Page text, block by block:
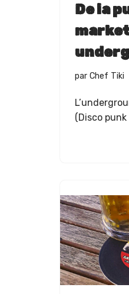
De la
par Chef Tiki
(Dis­co